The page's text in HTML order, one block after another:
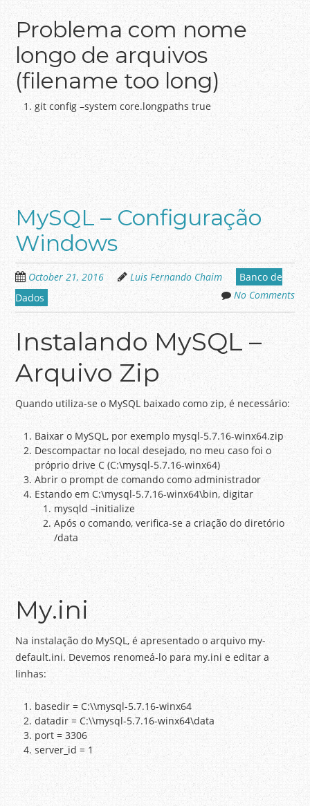
Problema com nome
longo de arquivos
(filename too long)
git config –system core.longpaths true
MySQL – Configuração
Windows
October 21, 2016 Luis Fernando Chaim
Banco de
Dados
No Comments
Instalando MySQL –
Arquivo Zip
Quando utiliza-se o MySQL baixado como zip, é necessário:
Baixar o MySQL, por exemplo mysql-5.7.16-winx64.zip
Descompactar no local desejado, no meu caso foi o
próprio drive C (C:\mysql-5.7.16-winx64)
Abrir o prompt de comando como administrador
Estando em C:\mysql-5.7.16-winx64\bin, digitar
mysqld –initialize
Após o comando, verifica-se a criação do diretório
/data
My.ini
Na instalação do MySQL, é apresentado o arquivo my-
default.ini. Devemos renomeá-lo para my.ini e editar a
linhas:
basedir = C:\\mysql-5.7.16-winx64
datadir = C:\\mysql-5.7.16-winx64\data
port = 3306
server_id = 1